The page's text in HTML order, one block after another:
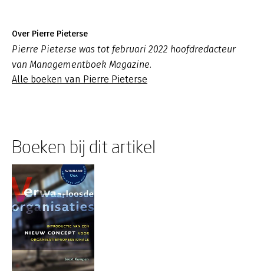
Over Pierre Pieterse
Pierre Pieterse was tot februari 2022 hoofdredacteur
van Managementboek Magazine.
Alle boeken van Pierre Pieterse
Boeken bij dit artikel